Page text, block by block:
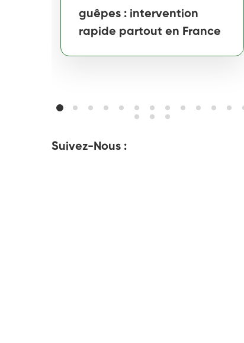
guêpes : intervention
rapide partout en France
Suivez-Nous :